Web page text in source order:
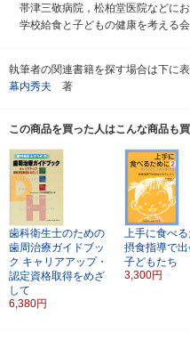
帯津三敬病院，松柏堂医院などに
学校給食と子どもの健康を考える
執筆者の関連書籍を探す場合は下に
幕内秀夫 著
この商品を買った人はこんな商品も
歯科衛生士のための
歯周治療ガイドブッ
ク キャリアアップ・
認定資格取得をめざ
して
6,380円
上手に食べ
摂食指導で
子どもたち
3,300円